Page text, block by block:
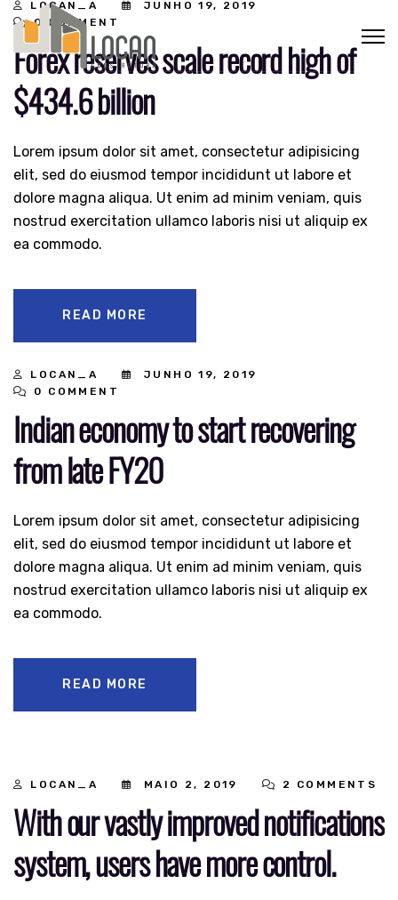
LOCAN_A
JUNHO 19, 2019
0 COMMENT
Forex reserves scale record high of
$434.6 billion
Lorem ipsum dolor sit amet, consectetur adipisicing
elit, sed do eiusmod tempor incididunt ut labore et
dolore magna aliqua. Ut enim ad minim veniam, quis
nostrud exercitation ullamco laboris nisi ut aliquip ex
ea commodo.
READ MORE
LOCAN_A
JUNHO 19, 2019
0 COMMENT
Indian economy to start recovering
from late FY20
Lorem ipsum dolor sit amet, consectetur adipisicing
elit, sed do eiusmod tempor incididunt ut labore et
dolore magna aliqua. Ut enim ad minim veniam, quis
nostrud exercitation ullamco laboris nisi ut aliquip ex
ea commodo.
READ MORE
02
MAIO
LOCAN_A MAIO 2, 2019 2 COMMENTS
With our vastly improved notifications
system, users have more control.